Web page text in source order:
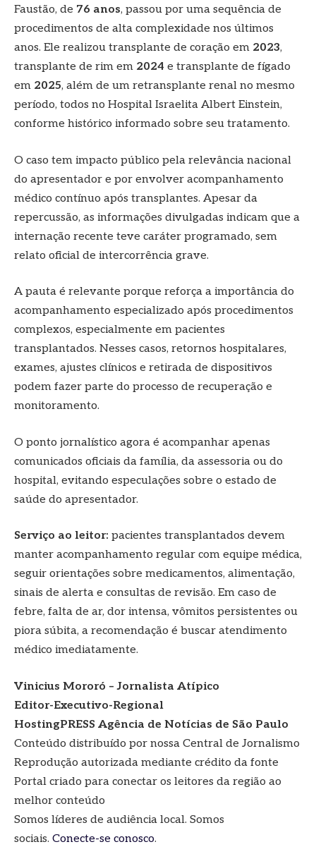
Faustão, de 76 anos, passou por uma sequência de
procedimentos de alta complexidade nos últimos
anos. Ele realizou transplante de coração em 2023,
transplante de rim em 2024 e transplante de fígado
em 2025, além de um retransplante renal no mesmo
período, todos no Hospital Israelita Albert Einstein,
conforme histórico informado sobre seu tratamento.
O caso tem impacto público pela relevância nacional
do apresentador e por envolver acompanhamento
médico contínuo após transplantes. Apesar da
repercussão, as informações divulgadas indicam que a
internação recente teve caráter programado, sem
relato oficial de intercorrência grave.
A pauta é relevante porque reforça a importância do
acompanhamento especializado após procedimentos
complexos, especialmente em pacientes
transplantados. Nesses casos, retornos hospitalares,
exames, ajustes clínicos e retirada de dispositivos
podem fazer parte do processo de recuperação e
monitoramento.
O ponto jornalístico agora é acompanhar apenas
comunicados oficiais da família, da assessoria ou do
hospital, evitando especulações sobre o estado de
saúde do apresentador.
Serviço ao leitor: pacientes transplantados devem
manter acompanhamento regular com equipe médica,
seguir orientações sobre medicamentos, alimentação,
sinais de alerta e consultas de revisão. Em caso de
febre, falta de ar, dor intensa, vômitos persistentes ou
piora súbita, a recomendação é buscar atendimento
médico imediatamente.
Vinicius Mororó – Jornalista Atípico
Editor-Executivo-Regional
HostingPRESS Agência de Notícias de São Paulo
Conteúdo distribuído por nossa Central de Jornalismo
Reprodução autorizada mediante crédito da fonte
Portal criado para conectar os leitores da região ao
melhor conteúdo
Somos líderes de audiência local. Somos
sociais. Conecte-se conosco.